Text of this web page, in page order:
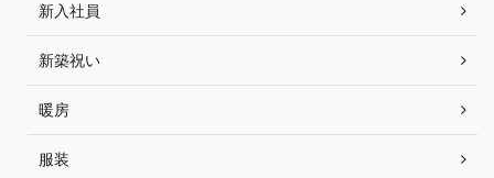
新入社員
新築祝い
暖房
服装